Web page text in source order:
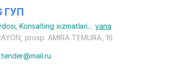
ГУП
,Konsalting xizmatlari... yana
prosp. AMIRA TEMURA , 16